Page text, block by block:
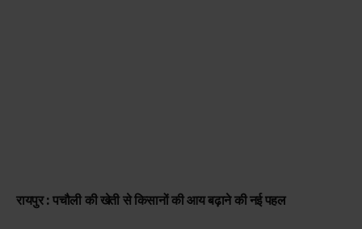
रायपुर : पचौली की खेती से किसानों की आय बढ़ाने की नई पहल